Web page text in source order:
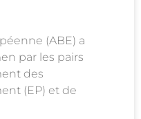
(ABE) a
par les pairs
des
(EP) et de